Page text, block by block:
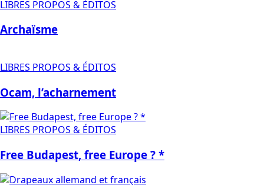
LIBRES PROPOS & ÉDITOS
Archaïsme
LIBRES PROPOS & ÉDITOS
Ocam, l’acharnement
LIBRES PROPOS & ÉDITOS
Free Budapest, free Europe ? *